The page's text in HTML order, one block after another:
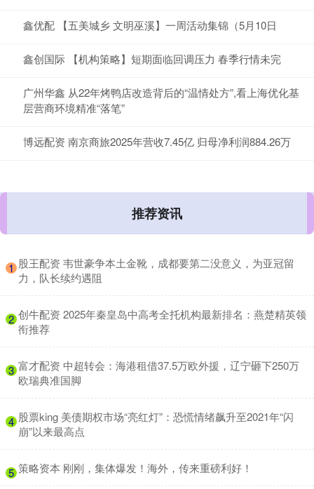
鑫优配 【五美城乡 文明巫溪】一周活动集锦（5月10日
鑫创国际 【机构策略】短期面临回调压力 春季行情未完
广州华鑫 从22年烤鸭店改造背后的“温情处方”,看上海优化基
层营商环境精准“落笔”
博远配资 南京商旅2025年营收7.45亿 归母净利润884.26万
推荐资讯
1 ​股王配资 韦世豪争本土金靴，成都要第二没意义，为亚冠留
力，队长续约遇阻
2 ​创牛配资 2025年秦皇岛中高考全托机构最新排名：燕楚精英领
衔推荐
3 ​富才配资 中超转会：海港租借37.5万欧外援，辽宁砸下250万
欧瑞典准国脚
4 ​股票king 美债期权市场“亮红灯”：恐慌情绪飙升至2021年“闪
崩”以来最高点
5 ​策略资本 刚刚，集体爆发！海外，传来重磅利好！